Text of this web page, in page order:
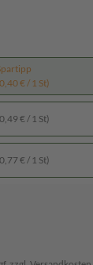
€ / 1 St)
€ / 1 St)
€ / 1 St)